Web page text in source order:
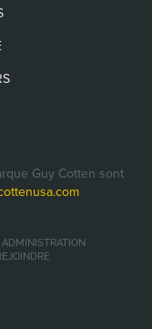
Guy Cotten sont
ADMINISTRATION